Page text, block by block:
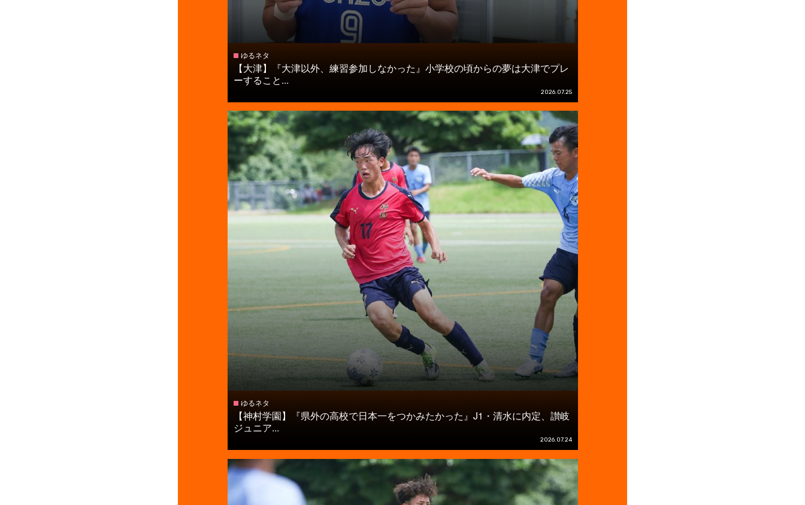
ゆるネタ
【大津】『大津以外、練習参加しなかった』小学校の頃からの夢は大津でプレ
ーすること...
2026.07.25
ゆるネタ
【神村学園】『県外の高校で日本一をつかみたかった』J1・清水に内定、讃岐
ジュニア...
2026.07.24